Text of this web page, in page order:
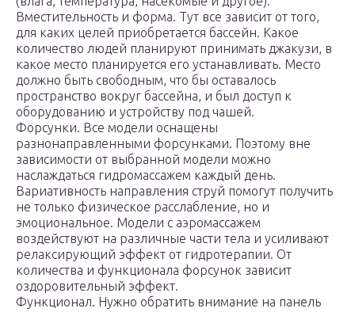
Вместительность и форма. Тут все зависит от того,
для каких целей приобретается бассейн. Какое
количество людей планируют принимать джакузи, в
какое место планируется его устанавливать. Место
должно быть свободным, что бы оставалось
пространство вокруг бассейна, и был доступ к
оборудованию и устройству под чашей.
Форсунки. Все модели оснащены
разнонаправленными форсунками. Поэтому вне
зависимости от выбранной модели можно
наслаждаться гидромассажем каждый день.
Вариативность направления струй помогут получить
не только физическое расслабление, но и
эмоциональное. Модели с аэромассажем
воздействуют на различные части тела и усиливают
релаксирующий эффект от гидротерапии. От
количества и функционала форсунок зависит
оздоровительный эффект.
Функционал. Нужно обратить внимание на панель